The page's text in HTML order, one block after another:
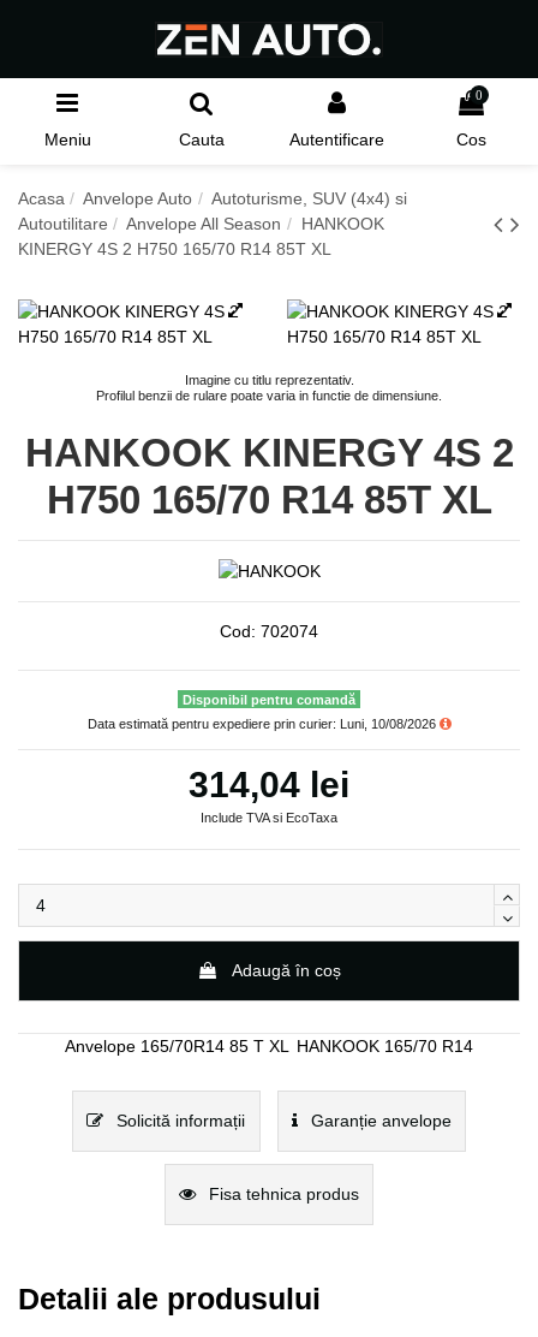
Meniu Cauta Autentificare
0
Cos
Acasa Anvelope Auto
Autoturisme, SUV (4x4) si
Autoutilitare
Anvelope All Season
HANKOOK
KINERGY 4S 2 H750 165/70 R14 85T XL
Imagine cu titlu reprezentativ.
Profilul benzii de rulare poate varia in functie de dimensiune.
HANKOOK KINERGY 4S 2
H750 165/70 R14 85T XL
Cod: 702074
Disponibil pentru comandă
Data estimată pentru expediere prin curier: Luni, 10/08/2026
314,04 lei
Include TVA si EcoTaxa
Adaugă în coș
Anvelope 165/70R14 85 T XL HANKOOK 165/70 R14
Solicită informații Garanție anvelope
Fisa tehnica produs
Detalii ale produsului